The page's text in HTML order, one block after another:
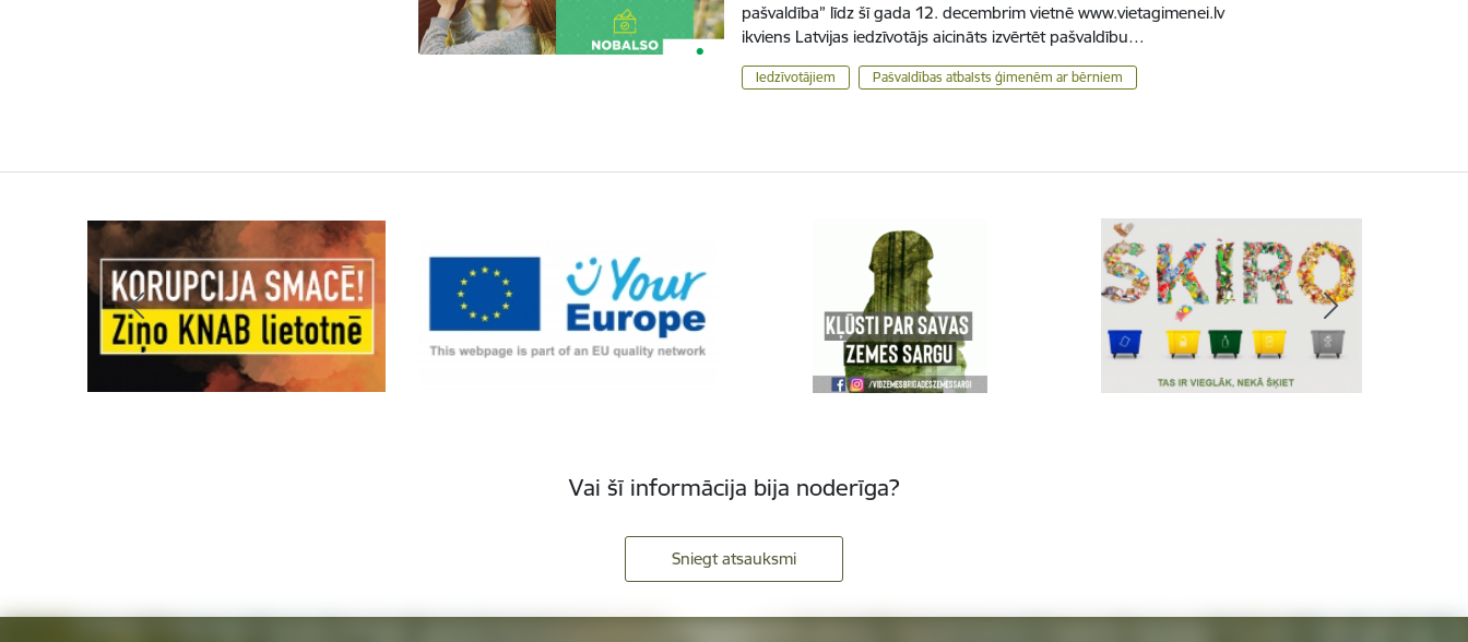
pašvaldība” līdz šī gada 12. decembrim vietnē www.vietagimenei.lv
ikviens Latvijas iedzīvotājs aicināts izvērtēt pašvaldību…
Iedzīvotājiem Pašvaldības atbalsts ģimenēm ar bērniem
Vai šī informācija bija noderīga?
Sniegt atsauksmi